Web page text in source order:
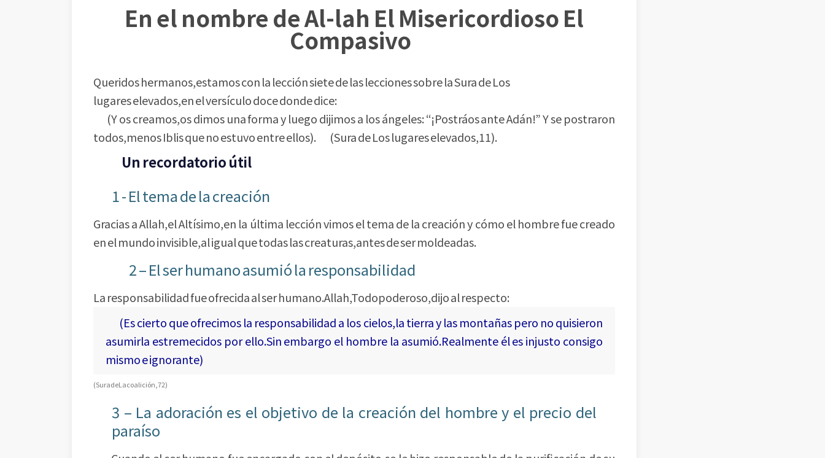
En el nombre de Al-lah El Misericordioso El
Compasivo
Queridos hermanos,estamos con la lección siete de las lecciones sobre la Sura de Los
lugares elevados,en el versículo doce donde dice:
(Y os creamos,os dimos una forma y luego dijimos a los ángeles: “¡Postráos ante Adán!” Y se postraron
todos,menos Iblis que no estuvo entre ellos). (Sura de Los lugares elevados,11).
Un recordatorio útil
1 - El tema de la creación
Gracias a Allah,el Altísimo,en la última lección vimos el tema de la creación y cómo el hombre fue creado
en el mundo invisible,al igual que todas las creaturas,antes de ser moldeadas.
2 – El ser humano asumió la responsabilidad
La responsabilidad fue ofrecida al ser humano.Allah,Todopoderoso,dijo al respecto:
(Es cierto que ofrecimos la responsabilidad a los cielos,la tierra y las montañas pero no quisieron
asumirla estremecidos por ello.Sin embargo el hombre la asumió.Realmente él es injusto consigo
mismo e ignorante)
(Sura de La coalición,72)
3 – La adoración es el objetivo de la creación del hombre y el precio del
paraíso